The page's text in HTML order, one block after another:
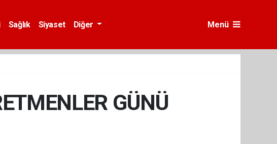
Sağlık Siyaset Diğer Menü
GÜNÜ